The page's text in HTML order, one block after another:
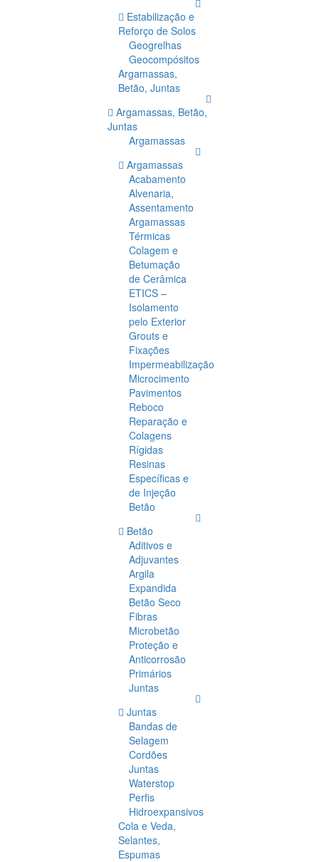
Estabilização e
Reforço de Solos
Geogrelhas
Geocompósitos
Argamassas,
Betão, Juntas
Argamassas, Betão,
Juntas
Argamassas
Argamassas
Acabamento
Alvenaria,
Assentamento
Argamassas
Térmicas
Colagem e
Betumação
de Cerâmica
ETICS –
Isolamento
pelo Exterior
Grouts e
Fixações
Impermeabilização
Microcimento
Pavimentos
Reboco
Reparação e
Colagens
Rígidas
Resinas
Específicas e
de Injeção
Betão
Betão
Aditivos e
Adjuvantes
Argila
Expandida
Betão Seco
Fibras
Microbetão
Proteção e
Anticorrosão
Primários
Juntas
Juntas
Bandas de
Selagem
Cordões
Juntas
Waterstop
Perfis
Hidroexpansivos
Cola e Veda,
Selantes,
Espumas